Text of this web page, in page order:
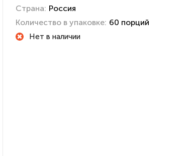
Страна: Россия
Количество в упаковке: 60 порций
Нет в наличии